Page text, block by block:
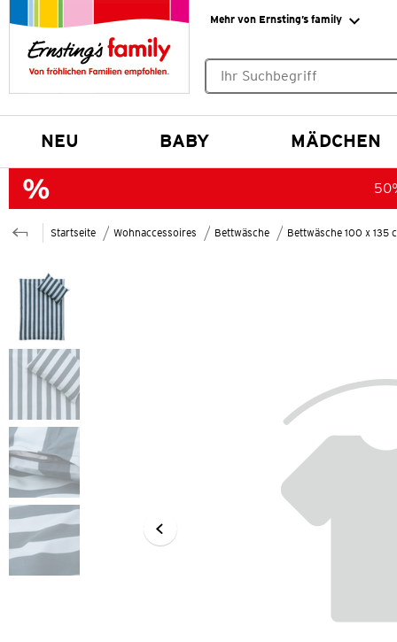
Mehr von Ernsting’s family
NEU BABY MÄDCHEN
Startseite Wohnaccessoires Bettwäsche Bettwäsche 100 x 135